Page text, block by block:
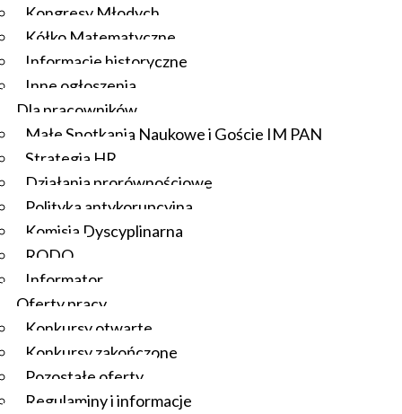
Kongresy Młodych
Kółko Matematyczne
Informacje historyczne
Inne ogłoszenia
Dla pracowników
Małe Spotkania Naukowe i Goście IM PAN
Strategia HR
Działania prorównościowe
Polityka antykorupcyjna
Komisja Dyscyplinarna
RODO
Informator
Oferty pracy
Konkursy otwarte
Konkursy zakończone
Pozostałe oferty
Regulaminy i informacje